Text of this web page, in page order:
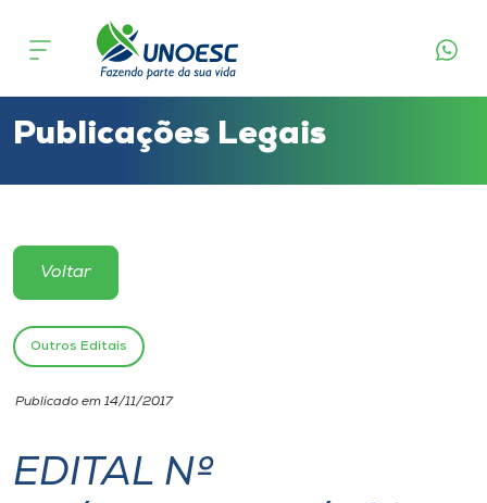
Cursos
Atendimento ao Estudante
Portal de Ensino
Unoesc
Internacionalização
Publicações Legais
Voltar
Outros Editais
Publicado em 14/11/2017
EDITAL Nº